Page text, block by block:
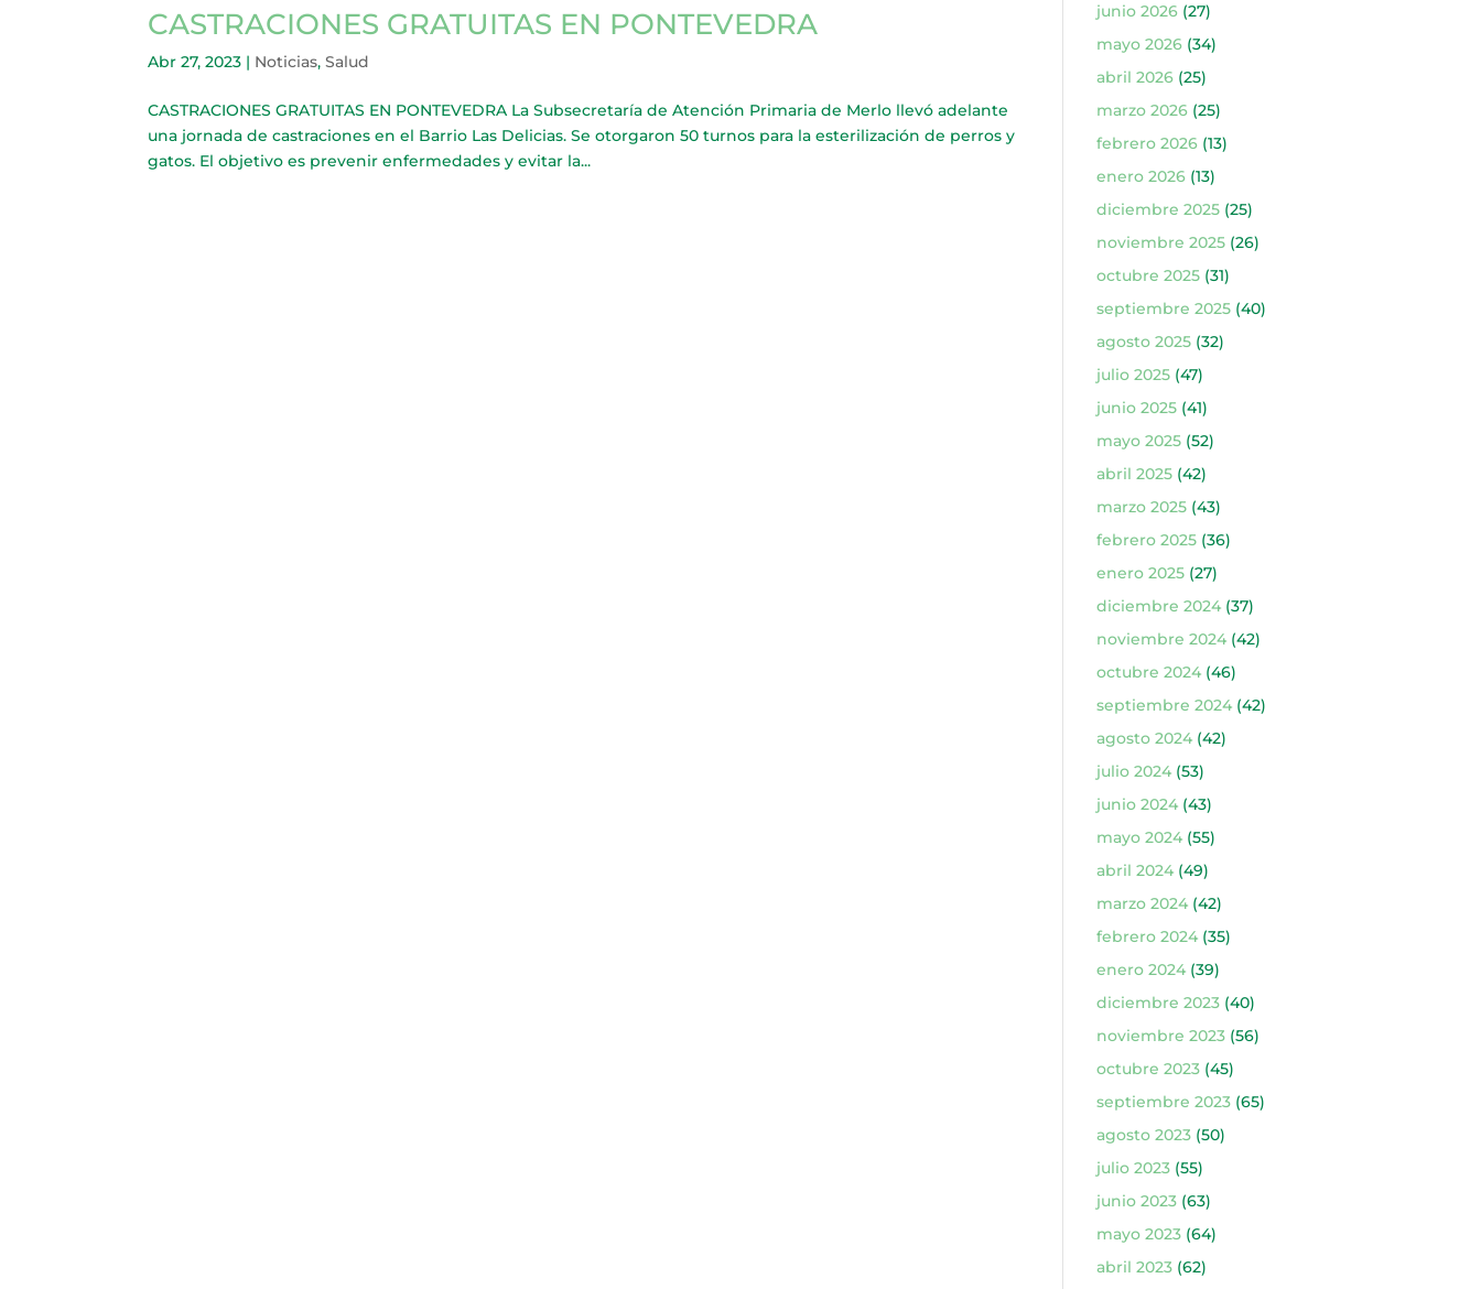
CASTRACIONES GRATUITAS EN PONTEVEDRA
Abr 27, 2023 | Noticias,Salud
CASTRACIONES GRATUITAS EN PONTEVEDRA La Subsecretaría de Atención Primaria de Merlo llevó adelante
una jornada de castraciones en el Barrio Las Delicias. Se otorgaron 50 turnos para la esterilización de perros y
gatos. El objetivo es prevenir enfermedades y evitar la...
junio 2026(27)
mayo 2026(34)
abril 2026(25)
marzo 2026(25)
febrero 2026(13)
enero 2026(13)
diciembre 2025(25)
noviembre 2025(26)
octubre 2025(31)
septiembre 2025(40)
agosto 2025(32)
julio 2025(47)
junio 2025(41)
mayo 2025(52)
abril 2025(42)
marzo 2025(43)
febrero 2025(36)
enero 2025(27)
diciembre 2024(37)
noviembre 2024(42)
octubre 2024(46)
septiembre 2024(42)
agosto 2024(42)
julio 2024(53)
junio 2024(43)
mayo 2024(55)
abril 2024(49)
marzo 2024(42)
febrero 2024(35)
enero 2024(39)
diciembre 2023(40)
noviembre 2023(56)
octubre 2023(45)
septiembre 2023(65)
agosto 2023(50)
julio 2023(55)
junio 2023(63)
mayo 2023(64)
abril 2023(62)